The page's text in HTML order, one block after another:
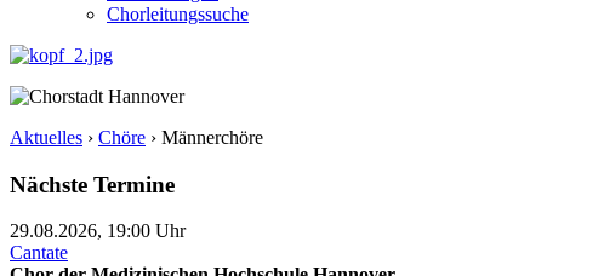
Chorleitungssuche
Aktuelles › Chöre › Männerchöre
Nächste Termine
29.08.2026, 19:00 Uhr
Cantate